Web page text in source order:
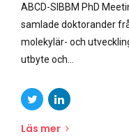
ABCD-SIBBM PhD
samlade doktorander
molekylär- och
utbyte och...
Läs mer